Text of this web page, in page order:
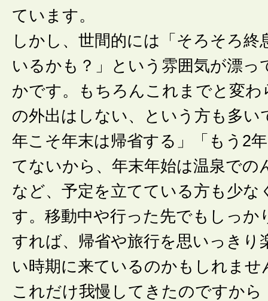
ています。
しかし、世間的には「そろそろ終
いるかも？」という雰囲気が漂っ
かです。もちろんこれまでと変わ
の外出はしない、という方も多い
年こそ年末は帰省する」「もう2
てないから、年末年始は温泉での
など、予定を立てている方も少な
す。移動中や行った先でもしっか
すれば、帰省や旅行を思いっきり
い時期に来ているのかもしれませ
これだけ我慢してきたのですから